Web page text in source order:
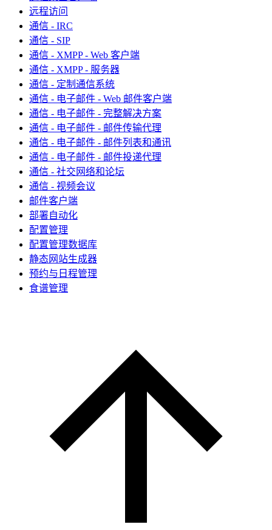
远程访问
通信 - IRC
通信 - SIP
通信 - XMPP - Web 客户端
通信 - XMPP - 服务器
通信 - 定制通信系统
通信 - 电子邮件 - Web 邮件客户端
通信 - 电子邮件 - 完整解决方案
通信 - 电子邮件 - 邮件传输代理
通信 - 电子邮件 - 邮件列表和通讯
通信 - 电子邮件 - 邮件投递代理
通信 - 社交网络和论坛
通信 - 视频会议
邮件客户端
部署自动化
配置管理
配置管理数据库
静态网站生成器
预约与日程管理
食谱管理